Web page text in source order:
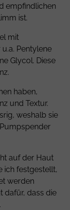
empfindlichen
ist.
mit
Pentylene
Glycol. Diese
haben,
und Textur.
weshalb sie
auf der Haut
ich festgestellt,
werden
dafür, dass die